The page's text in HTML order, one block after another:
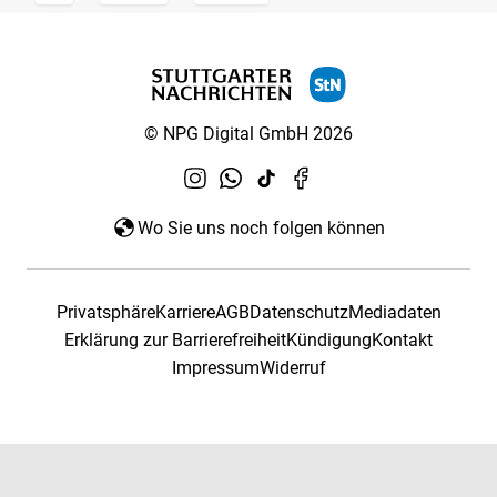
© NPG Digital GmbH 2026
Wo Sie uns noch folgen können
PrivatsphäreKarriereAGBDatenschutzMediadaten
Erklärung zur BarrierefreiheitKündigungKontakt
ImpressumWiderruf